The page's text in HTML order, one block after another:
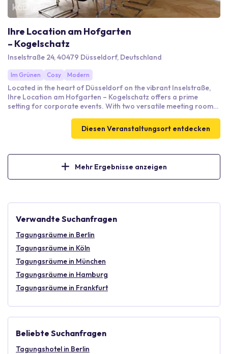
Verwandte Suchanfragen
Tagungsräume in Berlin
Tagungsräume in Köln
Tagungsräume in München
Tagungsräume in Hamburg
Tagungsräume in Frankfurt
Beliebte Suchanfragen
Tagungshotel in Berlin
Ihre Location am Hofgarten
– Kogelschatz
Inselstraße 24, 40479 Düsseldorf, Deutschland
Im Grünen Cosy Modern
Located in the heart of Düsseldorf on the vibrant Inselstraße,
Ihre Location am Hofgarten – Kogelschatz offers a prime
setting for corporate events. With two versatile meeting rooms
meetings, presentations, and workshops. The bright 55m²
space and an additional 20m² conference room provide
inviting rooftop terrace, ideal for breaks with a view of the
park. Easily accessible via public transport, with ample parking
nearby, Kogelschatz ensures a seamless experience for your
next business event.
Diesen Veranstaltungsort entdecken
Mehr Ergebnisse anzeigen